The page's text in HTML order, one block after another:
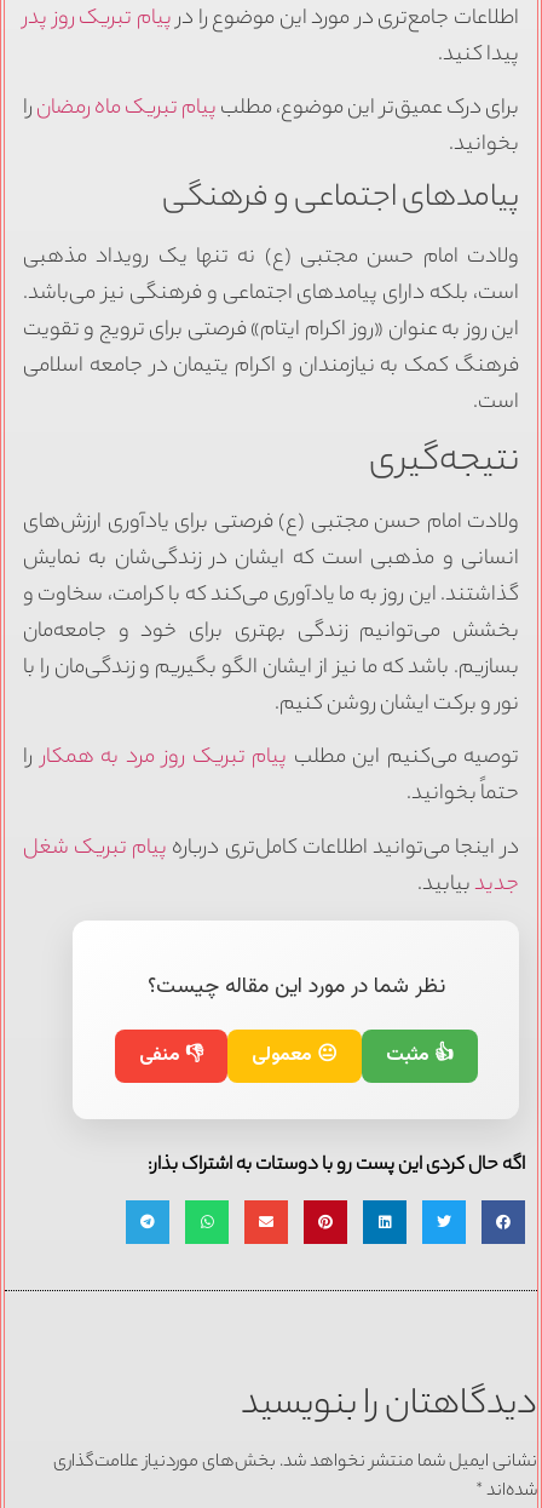
اطلاعات جامع‌تری در مورد این موضوع را درپیام تبریک روز پدر
پیدا کنید.
برای درک عمیق‌تر این موضوع، مطلبپیام تبریک ماه رمضانرا
بخوانید.
پیامدهای اجتماعی و فرهنگی
ولادت امام حسن مجتبی (ع) نه تنها یک رویداد مذهبی
است، بلکه دارای پیامدهای اجتماعی و فرهنگی نیز می‌باشد.
این روز به عنوان «روز اکرام ایتام» فرصتی برای ترویج و تقویت
فرهنگ کمک به نیازمندان و اکرام یتیمان در جامعه اسلامی
است.
نتیجه‌گیری
ولادت امام حسن مجتبی (ع) فرصتی برای یادآوری ارزش‌های
انسانی و مذهبی است که ایشان در زندگی‌شان به نمایش
گذاشتند. این روز به ما یادآوری می‌کند که با کرامت، سخاوت و
بخشش می‌توانیم زندگی بهتری برای خود و جامعه‌مان
بسازیم. باشد که ما نیز از ایشان الگو بگیریم و زندگی‌مان را با
نور و برکت ایشان روشن کنیم.
توصیه می‌کنیم این مطلب پیام تبریک روز مرد به همکاررا
حتماً بخوانید.
در اینجا می‌توانید اطلاعات کامل‌تری درباره پیام تبریک شغل
جدیدبیابید.
نظر شما در مورد این مقاله چیست؟
👍 مثبت 😐 معمولی 👎 منفی
اگه حال کردی این پست رو با دوستات به اشتراک بذار:
دیدگاهتان را بنویسید
نشانی ایمیل شما منتشر نخواهد شد. بخش‌های موردنیاز علامت‌گذاری
شده‌اند*